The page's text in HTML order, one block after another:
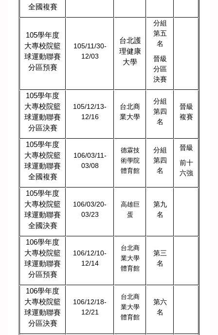
全國複賽
105學年度
大專校院籃
球運動聯賽
分區預賽
105/11/30-
12/03
台北護
理健康
大學
分組
第五
名
晉級
分區
決賽
105學年度
大專校院籃
球運動聯賽
分區決賽
105/12/13-
12/16
台北商
業大學
分組
第四
名
晉級
複賽
105學年度
大專校院籃
球運動聯賽
全國複賽
106/03/11-
03/08
德霖技
術學院
體育館
分組
第四
名
晉級
前十
六強
105學年度
大專校院籃
球運動聯賽
全國決賽
106/03/20-
03/23
高雄巨
蛋
第九
名
106學年度
大專校院籃
球運動聯賽
分區預賽
106/12/10-
12/14
台北商
業大學
體育館
第三
名
106學年度
大專校院籃
球運動聯賽
分區決賽
106/12/18-
12/21
台北商
業大學
體育館
第六
名